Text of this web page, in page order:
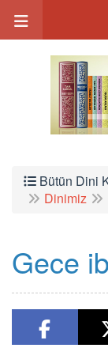
Bütün Dini
Dinimiz
Gece